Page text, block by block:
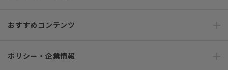
おすすめコンテンツ
ポリシー・企業情報